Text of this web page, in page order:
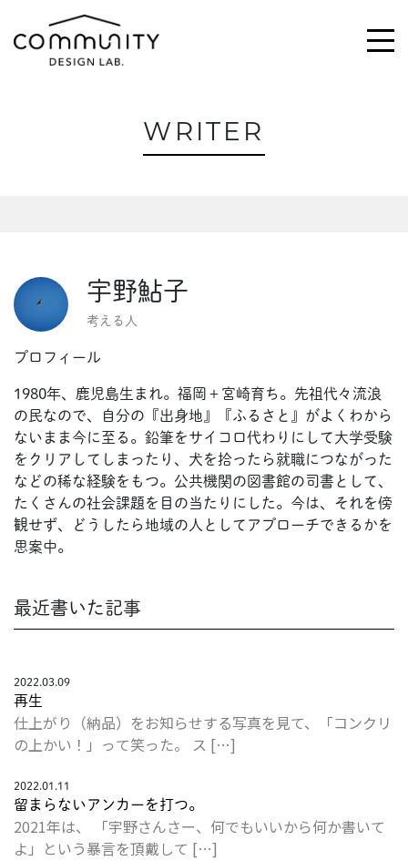
ACTIVITIES
NEWS
EVENTS
WRITER
宇野鮎子
考える人
プロフィール
1980年、鹿児島生まれ。福岡＋宮崎育ち。先祖代々流浪
の民なので、自分の『出身地』『ふるさと』がよくわから
ないまま今に至る。鉛筆をサイコロ代わりにして大学受験
をクリアしてしまったり、犬を拾ったら就職につながった
などの稀な経験をもつ。公共機関の図書館の司書として、
たくさんの社会課題を目の当たりにした。今は、それを傍
観せず、どうしたら地域の人としてアプローチできるかを
思案中。
最近書いた記事
2022.03.09
再生
仕上がり（納品）をお知らせする写真を見て、「コンクリ
の上かい！」って笑った。 ス […]
2022.01.11
留まらないアンカーを打つ。
2021年は、 「宇野さんさー、何でもいいから何か書いて
よ」という暴言を頂戴して […]